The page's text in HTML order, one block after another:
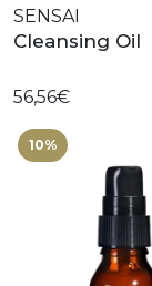
SENSAI
Cleansing Oil
56,56€
10%